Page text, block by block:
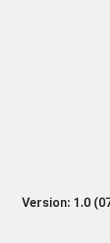
Version: 1.0